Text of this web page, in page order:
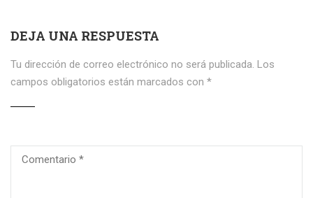
DEJA UNA RESPUESTA
Tu dirección de correo electrónico no será publicada. Los
campos obligatorios están marcados con *